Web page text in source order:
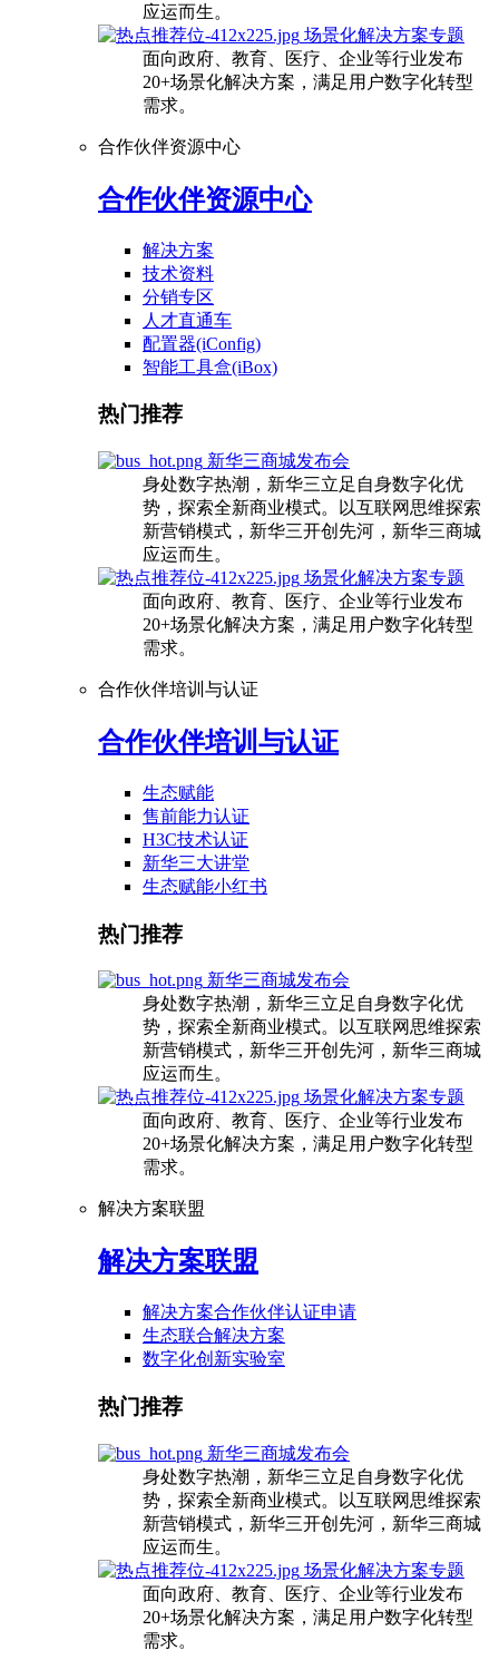
应运而生。
场景化解决方案专题
面向政府、教育、医疗、企业等行业发布
20+场景化解决方案，满足用户数字化转型
需求。
合作伙伴资源中心
合作伙伴资源中心
解决方案
技术资料
分销专区
人才直通车
配置器(iConfig)
智能工具盒(iBox)
热门推荐
新华三商城发布会
身处数字热潮，新华三立足自身数字化优
势，探索全新商业模式。以互联网思维探索
新营销模式，新华三开创先河，新华三商城
应运而生。
场景化解决方案专题
面向政府、教育、医疗、企业等行业发布
20+场景化解决方案，满足用户数字化转型
需求。
合作伙伴培训与认证
合作伙伴培训与认证
生态赋能
售前能力认证
H3C技术认证
新华三大讲堂
生态赋能小红书
热门推荐
新华三商城发布会
身处数字热潮，新华三立足自身数字化优
势，探索全新商业模式。以互联网思维探索
新营销模式，新华三开创先河，新华三商城
应运而生。
场景化解决方案专题
面向政府、教育、医疗、企业等行业发布
20+场景化解决方案，满足用户数字化转型
需求。
解决方案联盟
解决方案联盟
解决方案合作伙伴认证申请
生态联合解决方案
数字化创新实验室
热门推荐
新华三商城发布会
身处数字热潮，新华三立足自身数字化优
势，探索全新商业模式。以互联网思维探索
新营销模式，新华三开创先河，新华三商城
应运而生。
场景化解决方案专题
面向政府、教育、医疗、企业等行业发布
20+场景化解决方案，满足用户数字化转型
需求。